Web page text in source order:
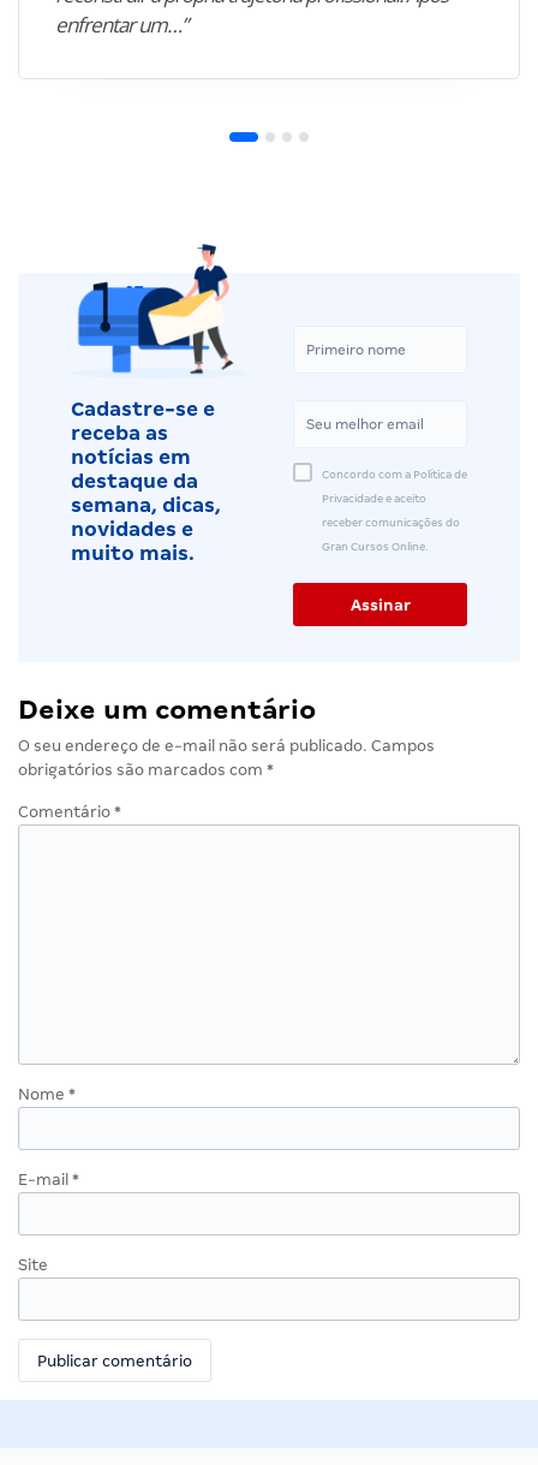
enfrentar um…”
Cadastre-se e
receba as
notícias em
destaque da
semana, dicas,
novidades e
muito mais.
Concordo com a Política de
Privacidade e aceito
receber comunicações do
Gran Cursos Online.
Deixe um comentário
O seu endereço de e-mail não será publicado. Campos
obrigatórios são marcados com *
Comentário *
Nome *
E-mail *
Site